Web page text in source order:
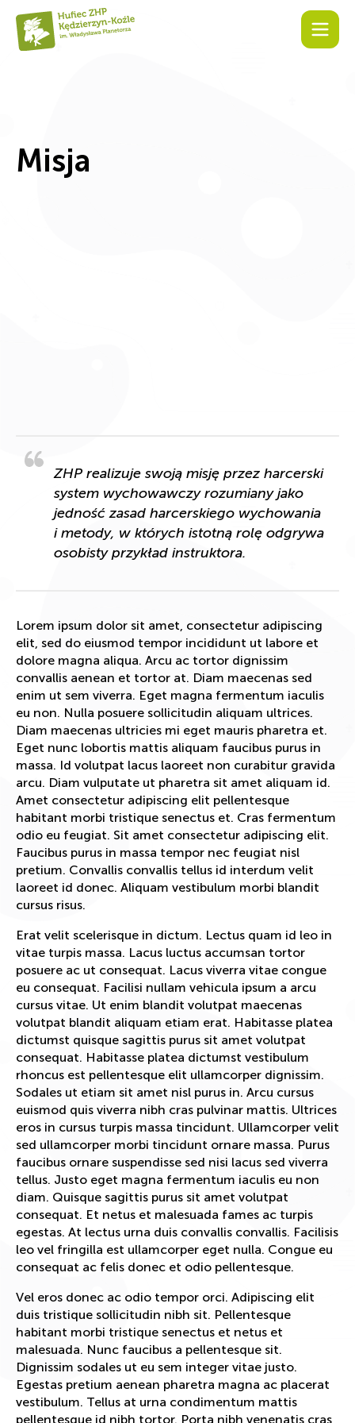
Misja
ZHP realizuje swoją misję przez harcerski
system wychowawczy rozumiany jako
jedność zasad harcerskiego wychowania
i metody, w których istotną rolę odgrywa
osobisty przykład instruktora.
Lorem ipsum dolor sit amet, consectetur adipiscing
elit, sed do eiusmod tempor incididunt ut labore et
dolore magna aliqua. Arcu ac tortor dignissim
convallis aenean et tortor at. Diam maecenas sed
enim ut sem viverra. Eget magna fermentum iaculis
eu non. Nulla posuere sollicitudin aliquam ultrices.
Diam maecenas ultricies mi eget mauris pharetra et.
Eget nunc lobortis mattis aliquam faucibus purus in
massa. Id volutpat lacus laoreet non curabitur gravida
arcu. Diam vulputate ut pharetra sit amet aliquam id.
Amet consectetur adipiscing elit pellentesque
habitant morbi tristique senectus et. Cras fermentum
odio eu feugiat. Sit amet consectetur adipiscing elit.
Faucibus purus in massa tempor nec feugiat nisl
pretium. Convallis convallis tellus id interdum velit
laoreet id donec. Aliquam vestibulum morbi blandit
cursus risus.
Erat velit scelerisque in dictum. Lectus quam id leo in
vitae turpis massa. Lacus luctus accumsan tortor
posuere ac ut consequat. Lacus viverra vitae congue
eu consequat. Facilisi nullam vehicula ipsum a arcu
cursus vitae. Ut enim blandit volutpat maecenas
volutpat blandit aliquam etiam erat. Habitasse platea
dictumst quisque sagittis purus sit amet volutpat
consequat. Habitasse platea dictumst vestibulum
rhoncus est pellentesque elit ullamcorper dignissim.
Sodales ut etiam sit amet nisl purus in. Arcu cursus
euismod quis viverra nibh cras pulvinar mattis. Ultrices
eros in cursus turpis massa tincidunt. Ullamcorper velit
sed ullamcorper morbi tincidunt ornare massa. Purus
faucibus ornare suspendisse sed nisi lacus sed viverra
tellus. Justo eget magna fermentum iaculis eu non
diam. Quisque sagittis purus sit amet volutpat
consequat. Et netus et malesuada fames ac turpis
egestas. At lectus urna duis convallis convallis. Facilisis
leo vel fringilla est ullamcorper eget nulla. Congue eu
consequat ac felis donec et odio pellentesque.
Vel eros donec ac odio tempor orci. Adipiscing elit
duis tristique sollicitudin nibh sit. Pellentesque
habitant morbi tristique senectus et netus et
malesuada. Nunc faucibus a pellentesque sit.
Dignissim sodales ut eu sem integer vitae justo.
Egestas pretium aenean pharetra magna ac placerat
vestibulum. Tellus at urna condimentum mattis
pellentesque id nibh tortor. Porta nibh venenatis cras